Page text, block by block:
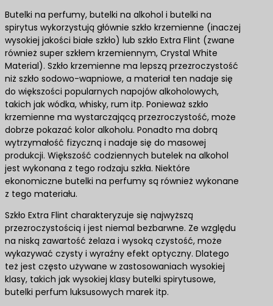
Butelki na perfumy, butelki na alkohol i butelki na
spirytus wykorzystują głównie szkło krzemienne (inaczej
wysokiej jakości białe szkło) lub szkło Extra Flint (zwane
również super szkłem krzemiennym, Crystal White
Material). Szkło krzemienne ma lepszą przezroczystość
niż szkło sodowo-wapniowe, a materiał ten nadaje się
do większości popularnych napojów alkoholowych,
takich jak wódka, whisky, rum itp. Ponieważ szkło
krzemienne ma wystarczającą przezroczystość, może
dobrze pokazać kolor alkoholu. Ponadto ma dobrą
wytrzymałość fizyczną i nadaje się do masowej
produkcji. Większość codziennych butelek na alkohol
jest wykonana z tego rodzaju szkła. Niektóre
ekonomiczne butelki na perfumy są również wykonane
z tego materiału.
Szkło Extra Flint charakteryzuje się najwyższą
przezroczystością i jest niemal bezbarwne. Ze względu
na niską zawartość żelaza i wysoką czystość, może
wykazywać czysty i wyraźny efekt optyczny. Dlatego
też jest często używane w zastosowaniach wysokiej
klasy, takich jak wysokiej klasy butelki spirytusowe,
butelki perfum luksusowych marek itp.